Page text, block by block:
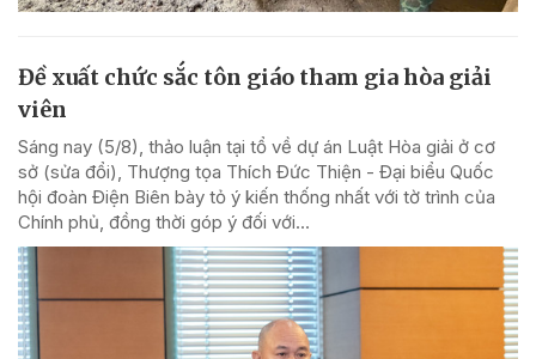
Đề xuất chức sắc tôn giáo tham gia hòa giải
viên
Sáng nay (5/8), thảo luận tại tổ về dự án Luật Hòa giải ở cơ
sở (sửa đổi), Thượng tọa Thích Đức Thiện - Đại biểu Quốc
hội đoàn Điện Biên bày tỏ ý kiến thống nhất với tờ trình của
Chính phủ, đồng thời góp ý đối với...